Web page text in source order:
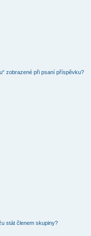
zobrazené při psaní příspěvku?
stát členem skupiny?